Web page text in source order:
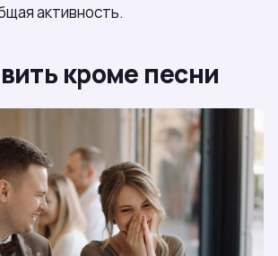
активность.
кроме песни